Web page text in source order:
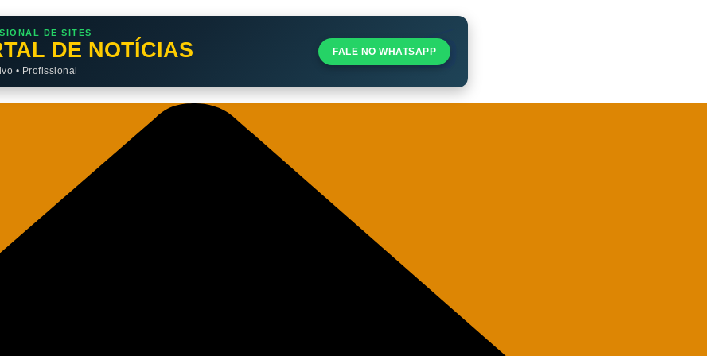
DE SITES
DE NOTÍCIAS
• Profissional
FALE NO WHATSAPP